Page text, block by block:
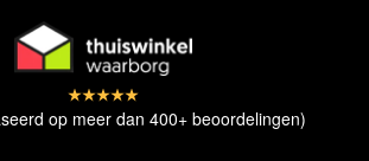
op meer dan 400+ beoordelingen)